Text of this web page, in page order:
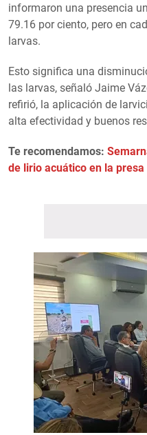
informaron una presencia
79.16 por ciento, pero en
larvas.
Esto significa una
las larvas, señaló Jaime
refirió, la aplicación de
alta efectividad y buenos
Te recomendamos:
de lirio acuático en la